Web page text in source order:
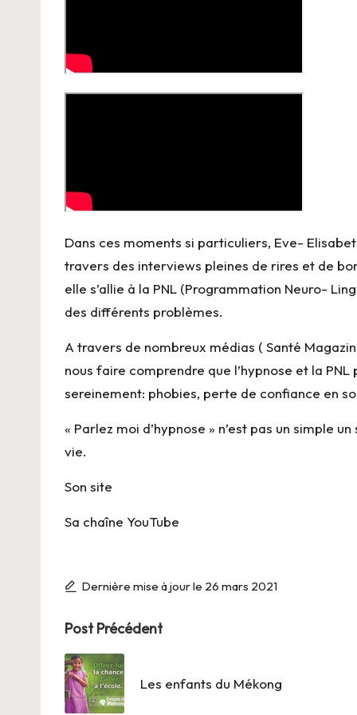
Dans ces moments si particuliers, Eve-
travers des interviews pleines de rires et de
elle s’allie à la PNL (Programmation Neuro-
des différents problèmes.
A travers de nombreux médias ( Santé
nous faire comprendre que l’hypnose et la
sereinement: phobies, perte de confiance en
« Parlez moi d’hypnose » n’est pas un simple
vie.
Son site
Sa chaîne YouTube
Dernière mise à jour le 26 mars 2021
Post
navigation
Post Précédent
Les enfants du Mékong